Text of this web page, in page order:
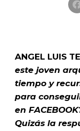
ANGEL LUIS
este joven
tiempo y
para
en
Quizás la